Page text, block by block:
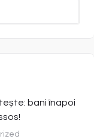
bani înapoi